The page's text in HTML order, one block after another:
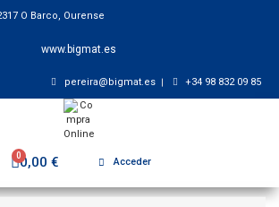
O Barco, Ourense
www.bigmat.es
pereira@bigmat.es +34 98 832 09 85
0,00 € Acceder